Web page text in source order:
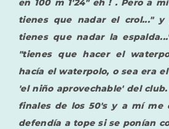
tienes que nadar el crol..." y
tienes que nadar la
"tienes que hacer el
hacía el waterpolo, o sea era
'el niño aprovechable' del
finales de los 50's y a mí me
defendía a tope si se ponían